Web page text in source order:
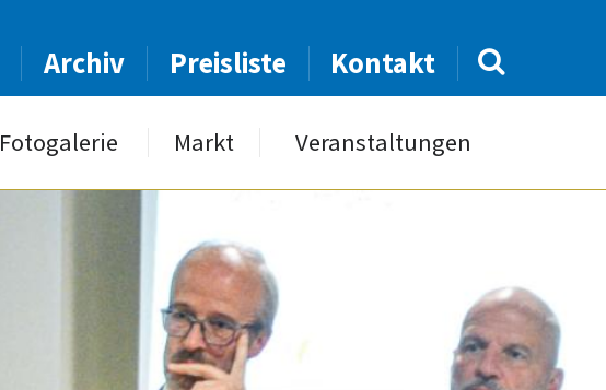
Archiv Preisliste Kontakt
Fotogalerie Markt Veranstaltungen